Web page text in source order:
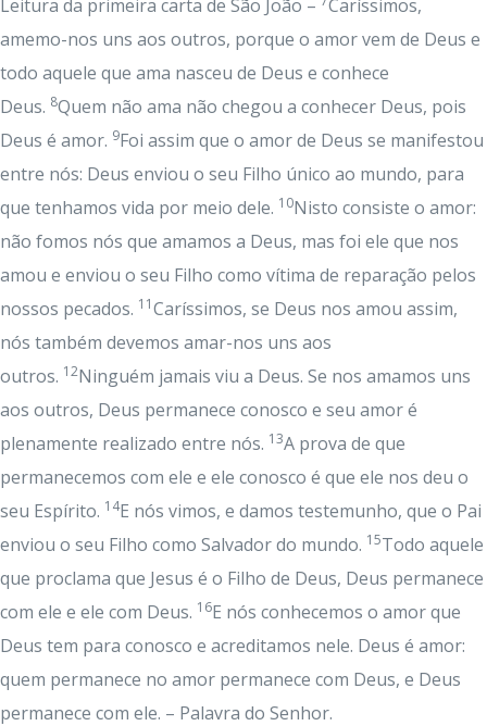
Leitura da primeira carta de São João – Caríssimos,
amemo-nos uns aos outros, porque o amor vem de Deus e
todo aquele que ama nasceu de Deus e conhece
Deus. 8Quem não ama não chegou a conhecer Deus, pois
Deus é amor. 9Foi assim que o amor de Deus se manifestou
entre nós: Deus enviou o seu Filho único ao mundo, para
que tenhamos vida por meio dele. 10Nisto consiste o amor:
não fomos nós que amamos a Deus, mas foi ele que nos
amou e enviou o seu Filho como vítima de reparação pelos
nossos pecados. 11Caríssimos, se Deus nos amou assim,
nós também devemos amar-nos uns aos
outros. 12Ninguém jamais viu a Deus. Se nos amamos uns
aos outros, Deus permanece conosco e seu amor é
plenamente realizado entre nós. 13A prova de que
permanecemos com ele e ele conosco é que ele nos deu o
seu Espírito. 14E nós vimos, e damos testemunho, que o Pai
enviou o seu Filho como Salvador do mundo. 15Todo aquele
que proclama que Jesus é o Filho de Deus, Deus permanece
com ele e ele com Deus. 16E nós conhecemos o amor que
Deus tem para conosco e acreditamos nele. Deus é amor:
quem permanece no amor permanece com Deus, e Deus
permanece com ele. – Palavra do Senhor.